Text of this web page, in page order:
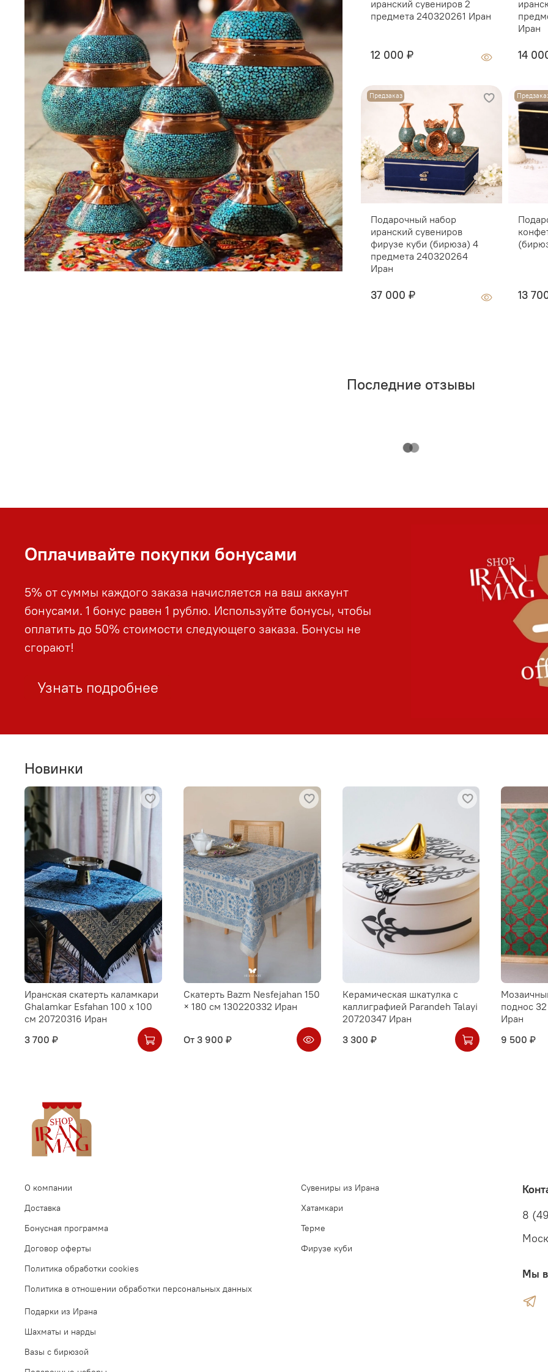
Место
Производство:
Особенность:
Поскольку изделие
незначительно
дефектом, а
ручной работы.
иранский сувениров 2
предмета 240320261 Иран
12 000 ₽
Предзаказ
Подарочный набор
иранский сувениров
фирузе куби (бирюза) 4
предмета 240320264
Иран
37 000 ₽
Иран
14
13
Последние отзывы
Оплачивайте покупки бонусами
5% от суммы каждого заказа начисляется на ваш аккаунт
бонусами. 1 бонус равен 1 рублю. Используйте бонусы, чтобы
оплатить до 50% стоимости следующего заказа. Бонусы не
сгорают!
Узнать подробнее
Новинки
Иранская скатерть каламкари
Ghalamkar Esfahan 100 х 100
см 20720316 Иран
3 700 ₽
Скатерть Bazm Nesfejahan 150
× 180 см 130220332 Иран
От 3 900 ₽
Керамическая шкатулка с
каллиграфией Parandeh Talayi
20720347 Иран
3 300 ₽
поднос
Иран
9 500 ₽
О компании
Доставка
Бонусная программа
Договор оферты
Политика обработки cookies
Политика в отношении обработки персональных данных
Сувениры из Ирана
Хатамкари
Терме
Фирузе куби
Подарки из Ирана
Шахматы и нарды
Вазы с бирюзой
8
Мы в